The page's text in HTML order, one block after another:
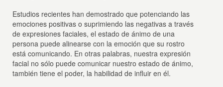
Estudios recientes han demostrado que potenciando las
emociones positivas o suprimiendo las negativas a través
de expresiones faciales, el estado de ánimo de una
persona puede alinearse con la emoción que su rostro
está comunicando. En otras palabras, nuestra expresión
facial no sólo puede comunicar nuestro estado de ánimo,
también tiene el poder, la habilidad de influir en él.